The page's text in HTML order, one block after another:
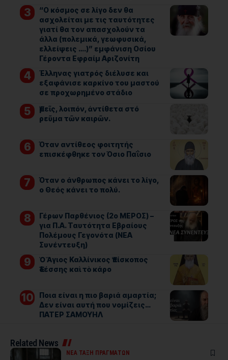
“Ο κόσμος σε λίγο δεν θα
ασχολείται με τις ταυτότητες
γιατί θα τον απασχολούν τα
άλλα (πολεμικά, γεωφυσικά,
ελλείψεις ….)” εμφάνιση Οσίου
Γέροντα Εφραίμ Αριζονίτη
Έλληνας γιατρός διέλυσε και
εξαφάνισε καρκίνο του μαστού
σε προχωρημένο στάδιο
Ἐμεῖς, λοιπόν, ἀντίθετα στό
ρεῦμα τῶν καιρῶν.
Όταν αντίθεος φοιτητής
επισκέφθηκε τον Όσιο Παΐσιο
Όταν ο άνθρωπος κάνει το λίγο,
ο Θεός κάνει το πολύ.
Γέρων Παρθένιος (2ο ΜΕΡΟΣ) –
για Π.Α. Ταυτότητα Εβραίους
Πολέμους Γεγονότα (ΝΕΑ
Συνέντευξη)
Ὁ Ἅγιος Καλλίνικος Ἐπίσκοπος
Ἐδέσσης καὶ τὸ κάρο
Ποια είναι η πιο βαριά αμαρτία;
Δεν είναι αυτή που νομίζεις…
ΠΑΤΕΡ ΣΑΜΟΥΗΛ
Related News
ΝΕΑ ΤΑΞΗ ΠΡΑΓΜΑΤΩΝ